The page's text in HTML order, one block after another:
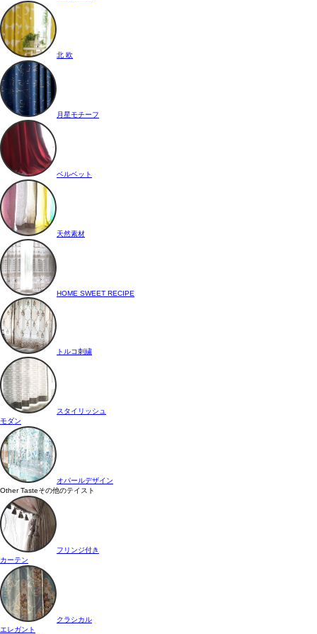
北 欧
月星モチーフ
ベルベット
天然素材
HOME SWEET RECIPE
トルコ刺繍
スタイリッシュ
モダン
オパールデザイン
Other Tasteその他のテイスト
フリンジ付き
カーテン
クラシカル
エレガント